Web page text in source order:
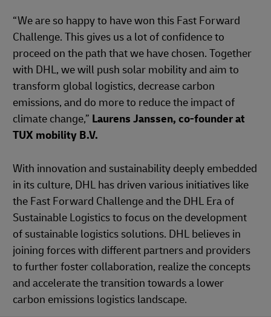
“We are so happy to have won this Fast Forward
Challenge. This gives us a lot of confidence to
proceed on the path that we have chosen. Together
with DHL, we will push solar mobility and aim to
transform global logistics, decrease carbon
emissions, and do more to reduce the impact of
climate change,” Laurens Janssen, co-founder at
TUX mobility B.V.
With innovation and sustainability deeply embedded
in its culture, DHL has driven various initiatives like
the Fast Forward Challenge and the DHL Era of
Sustainable Logistics to focus on the development
of sustainable logistics solutions. DHL believes in
joining forces with different partners and providers
to further foster collaboration, realize the concepts
and accelerate the transition towards a lower
carbon emissions logistics landscape.